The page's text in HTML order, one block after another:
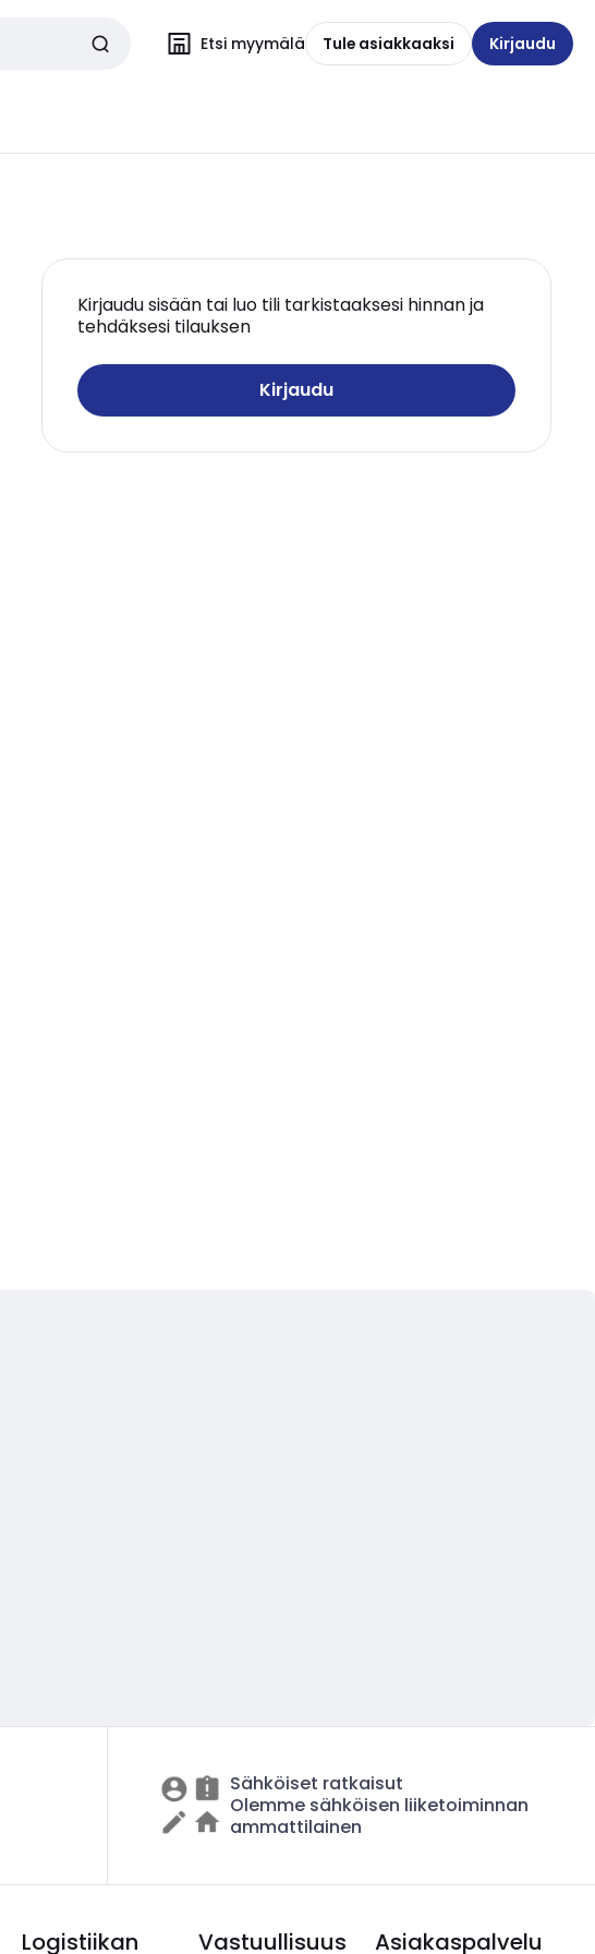
Etsi myymälä Tule asiakkaaksi Kirjaudu
Kirjaudu sisään tai luo tili tarkistaaksesi hinnan ja
tehdäksesi tilauksen
Kirjaudu
Sähköiset ratkaisut
Olemme sähköisen liiketoiminnan
ammattilainen
Logistiikan
Vastuullisuus Asiakaspalvelu